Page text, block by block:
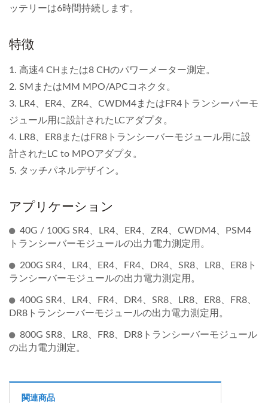
ッテリーは6時間持続します。
特徴
1. 高速4 CHまたは8 CHのパワーメーター測定。
2. SMまたはMM MPO/APCコネクタ。
3. LR4、ER4、ZR4、CWDM4またはFR4トランシーバーモ
ジュール用に設計されたLCアダプタ。
4. LR8、ER8またはFR8トランシーバーモジュール用に設
計されたLC to MPOアダプタ。
5. タッチパネルデザイン。
アプリケーション
40G / 100G SR4、LR4、ER4、ZR4、CWDM4、PSM4
トランシーバーモジュールの出力電力測定用。
200G SR4、LR4、ER4、FR4、DR4、SR8、LR8、ER8ト
ランシーバーモジュールの出力電力測定用。
400G SR4、LR4、FR4、DR4、SR8、LR8、ER8、FR8、
DR8トランシーバーモジュールの出力電力測定用。
800G SR8、LR8、FR8、DR8トランシーバーモジュール
の出力電力測定。
関連商品